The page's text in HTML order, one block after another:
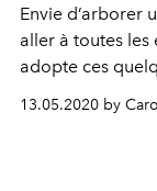
Envie d’arborer
aller à toutes les
adopte ces
centimètres.
13.05.2020 by